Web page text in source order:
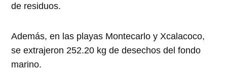
de residuos.
Además, en las playas Montecarlo y Xcalacoco,
se extrajeron 252.20 kg de desechos del fondo
marino.